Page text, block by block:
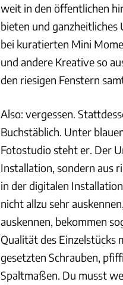
weit in den öffentlichen
bieten und ganzheitliches
bei kuratierten Mini
und andere Kreative so
den riesigen Fenstern
Also: vergessen.
Buchstäblich. Unter
Fotostudio steht er. Der
Installation, sondern aus
in der digitalen
nicht allzu sehr
auskennen, bekommen
Qualität des Einzelstücks
gesetzten Schrauben,
Spaltmaßen. Du musst